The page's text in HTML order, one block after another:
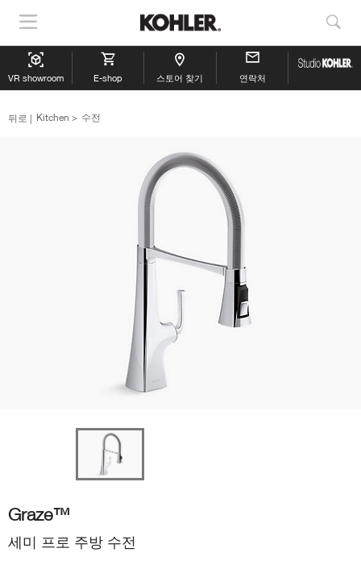
내
비
게
이
표
검
색
보
VR showroom E-shop 스토어 찾기 연락처
뒤로 Kitchen 수전
Graze™
세미 프로 주방 수전